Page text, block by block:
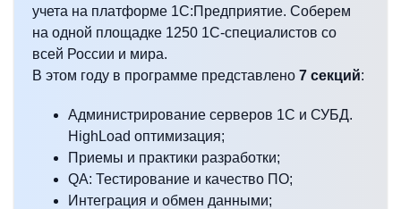
учета на платформе 1С:Предприятие. Соберем
на одной площадке 1250 1С-специалистов со
всей России и мира.
В этом году в программе представлено 7 секций:
Администрирование серверов 1С и СУБД.
HighLoad оптимизация;
Приемы и практики разработки;
QA: Тестирование и качество ПО;
Интеграция и обмен данными;